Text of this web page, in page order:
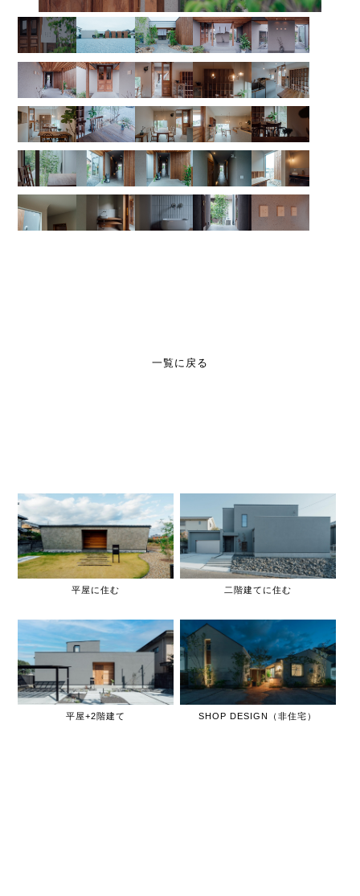
一覧に戻る
平屋に住む 二階建てに住む
平屋+2階建て SHOP DESIGN（非住宅）